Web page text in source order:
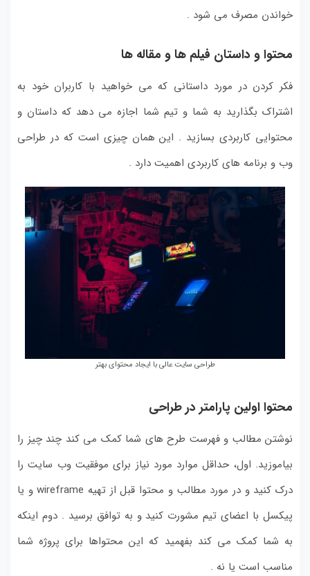
خواندن مصرف می شود .
محتوا و داستان فیلم ها و مقاله ها
فکر کردن در مورد داستانی که می خواهید با کاربران خود به
اشتراک بگذارید به شما و تیم شما اجازه می دهد که داستان و
محتوایی کاربردی بسازید . این همان چیزی است که در طراحی
وب و برنامه های کاربردی اهمیت دارد .
طراحی سایت عالی با ایجاد محتوای بهتر
محتوا اولین پارامتر در طراحی
نوشتن مطالب و فهرست طرح های شما کمک می کند چند چیز را
بیاموزید. اول، حداقل موارد مورد نیاز برای موفقیت وب سایت را
درک کنید و در مورد مطالب و محتوا قبل از تهیه
wireframe و یا
پیکسلبا اعضای تیم مشورت کنید و به توافق برسید .دوم اینکه
به شما کمک می کند بفهمید که این محتواها برای پروژه شما
مناسب است یا نه .